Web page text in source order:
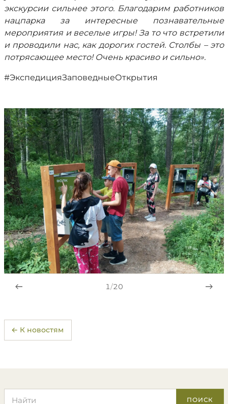
экскурсии сильнее этого. Благодарим работников
нацпарка за интересные познавательные
мероприятия и веселые игры! За то что встретили
и проводили нас, как дорогих гостей. Столбы – это
потрясающее место! Очень красиво и сильно».
#ЭкспедицияЗаповедныеОткрытия
1/20
← К новостям
ПОИСК